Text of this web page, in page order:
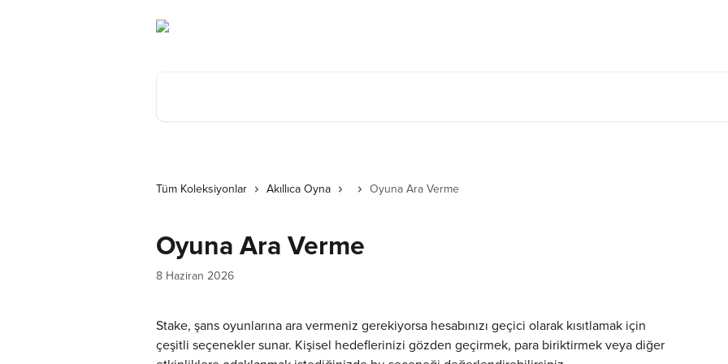
Tüm Koleksiyonlar Akıllıca Oyna Oyuna Ara Verme
Oyuna Ara Verme
8 Haziran 2026
Stake, şans oyunlarına ara vermeniz gerekiyorsa hesabınızı geçici olarak kısıtlamak için
çeşitli seçenekler sunar. Kişisel hedeflerinizi gözden geçirmek, para biriktirmek veya diğer